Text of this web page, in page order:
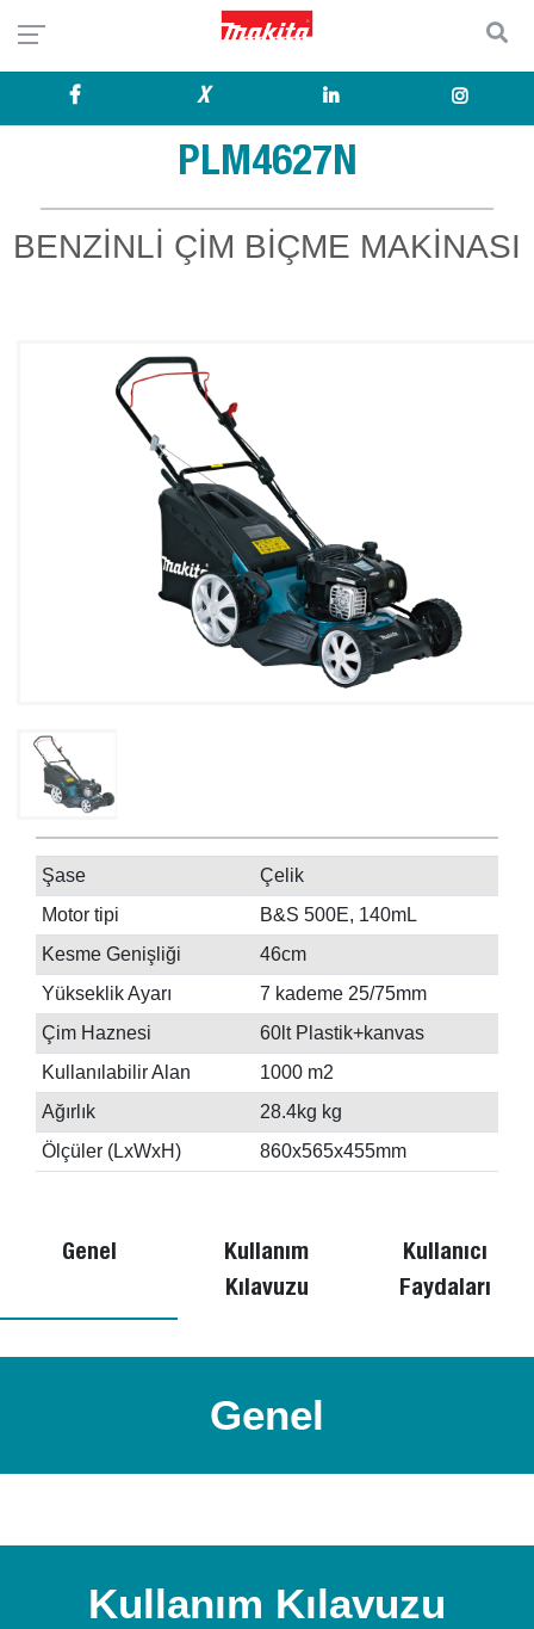
X
PLM4627N
BENZİNLİ ÇİM BİÇME MAKİNASI
Şase
Çelik
Motor tipi
B&S 500E, 140mL
Kesme Genişliği
46cm
Yükseklik Ayarı
7 kademe 25/75mm
Çim Haznesi
60lt Plastik+kanvas
Kullanılabilir Alan
1000 m2
Ağırlık
28.4kg kg
Ölçüler (LxWxH)
860x565x455mm
Genel
Kullanım
Kılavuzu
Kullanıcı
Faydaları
Genel
Kullanım Kılavuzu